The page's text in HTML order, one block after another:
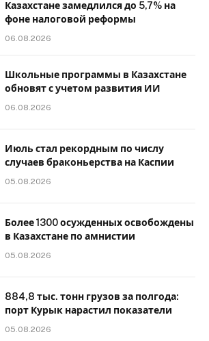
Казахстане замедлился до 5,7% на
фоне налоговой реформы
06.08.2026
Школьные программы в Казахстане
обновят с учетом развития ИИ
06.08.2026
Июль стал рекордным по числу
случаев браконьерства на Каспии
05.08.2026
Более 1300 осужденных освобождены
в Казахстане по амнистии
05.08.2026
884,8 тыс. тонн грузов за полгода:
порт Курык нарастил показатели
05.08.2026